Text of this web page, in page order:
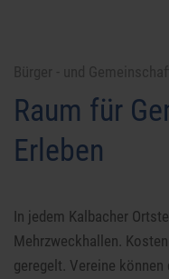
Raum für
Erleben
In jedem Kalbacher
Mehrzweckhallen.
geregelt. Vereine